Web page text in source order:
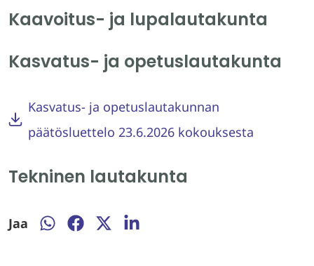
Kaavoitus- ja lupalautakunta
Kasvatus- ja opetuslautakunta
Kasvatus- ja opetuslautakunnan
päätösluettelo 23.6.2026 kokouksesta
Tekninen lautakunta
Jaa
Jaa
Jaa
Jaa
Jaa